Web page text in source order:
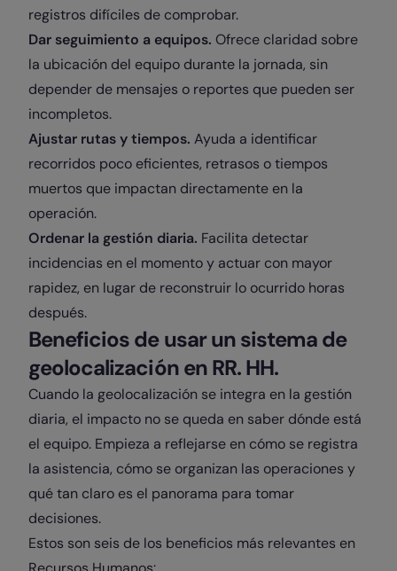
registros difíciles de comprobar.
Dar seguimiento a equipos. Ofrece claridad sobre
la ubicación del equipo durante la jornada, sin
depender de mensajes o reportes que pueden ser
incompletos.
Ajustar rutas y tiempos. Ayuda a identificar
recorridos poco eficientes, retrasos o tiempos
muertos que impactan directamente en la
operación.
Ordenar la gestión diaria. Facilita detectar
incidencias en el momento y actuar con mayor
rapidez, en lugar de reconstruir lo ocurrido horas
después.
Beneficios de usar un sistema de
geolocalización en RR. HH.
Cuando la geolocalización se integra en la gestión
diaria, el impacto no se queda en saber dónde está
el equipo. Empieza a reflejarse en cómo se registra
la asistencia, cómo se organizan las operaciones y
qué tan claro es el panorama para tomar
decisiones.
Estos son seis de los beneficios más relevantes en